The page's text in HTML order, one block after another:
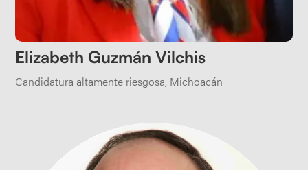
Elizabeth Guzmán Vilchis
Candidatura altamente riesgosa, Michoacán